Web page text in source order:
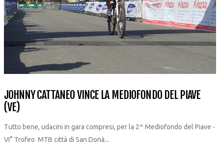
JOHNNY CATTANEO VINCE LA MEDIOFONDO DEL PIAVE
(VE)
Tutto bene, udacini in gara compresi, per la 2^ Mediofondo del Piave -
VI° Trofeo MTB città di San Donà...